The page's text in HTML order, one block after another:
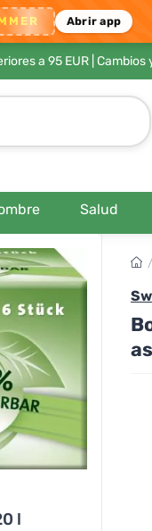
Abrir app
a 95 EUR| Cambios
Salud
l
/